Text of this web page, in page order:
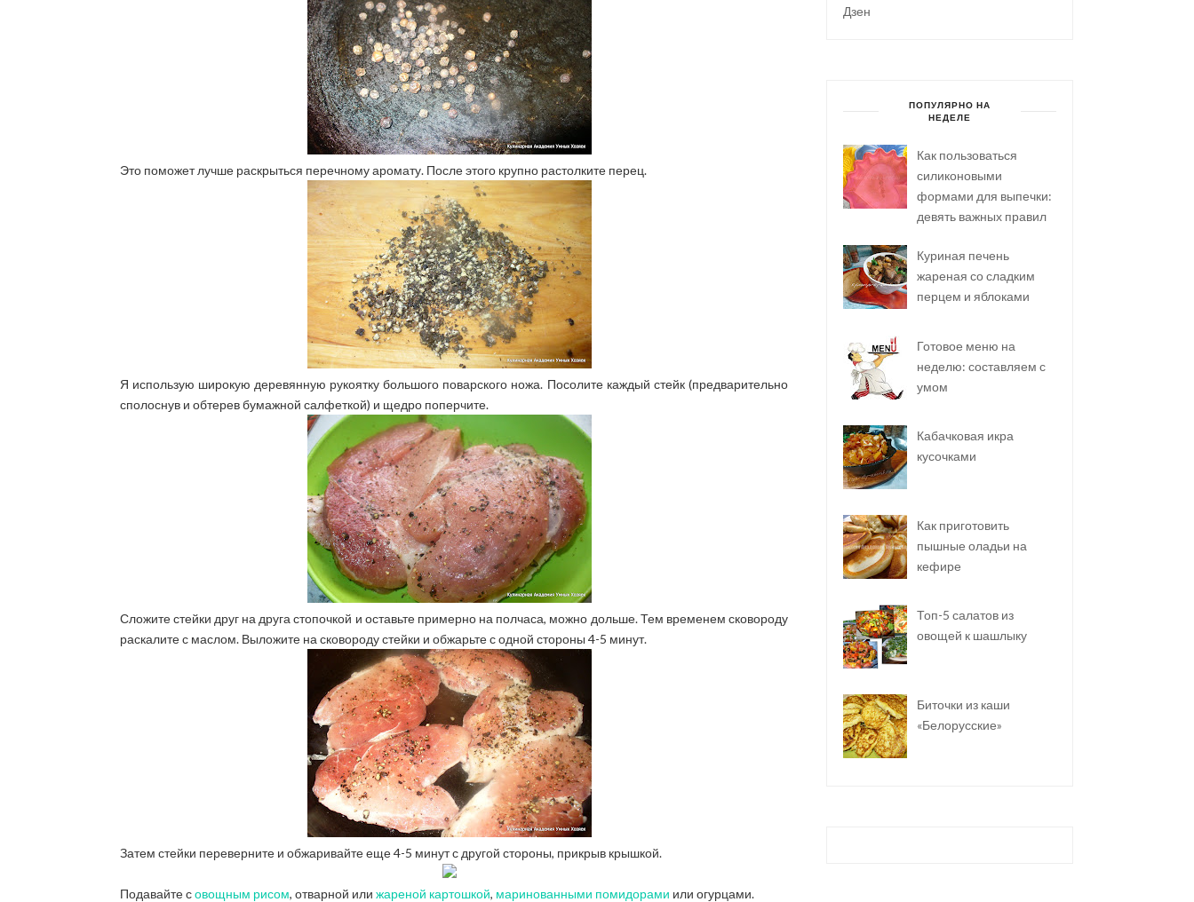
Это поможет лучше раскрыться перечному аромату. После этого крупно растолките перец.
Я использую широкую деревянную рукоятку большого поварского ножа. Посолите каждый стейк (предварительно
сполоснув и обтерев бумажной салфеткой) и щедро поперчите.
Сложите стейки друг на друга стопочкой и оставьте примерно на полчаса, можно дольше. Тем временем сковороду
раскалите с маслом. Выложите на сковороду стейки и обжарьте с одной стороны 4-5 минут.
Затем стейки переверните и обжаривайте еще 4-5 минут с другой стороны, прикрыв крышкой.
Подавайте совощным рисом, отварной или жареной картошкой, маринованными помидорами или огурцами.
Дзен
ПОПУЛЯРНО НА
НЕДЕЛЕ
Как пользоваться
силиконовыми
формами для выпечки:
девять важных правил
Куриная печень
жареная со сладким
перцем и яблоками
Готовое меню на
неделю: составляем с
умом
Кабачковая икра
кусочками
Как приготовить
пышные оладьи на
кефире
Топ-5 салатов из
овощей к шашлыку
Биточки из каши
«Белорусские»